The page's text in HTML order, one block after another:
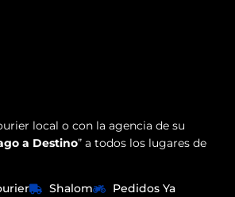
local o con la agencia de su
a Destino” a todos los lugares de
Shalom
Pedidos Ya